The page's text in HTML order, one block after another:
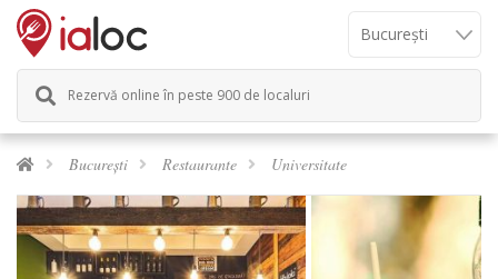
Rezervă online în peste 900 de localuri
București Restaurante Universitate